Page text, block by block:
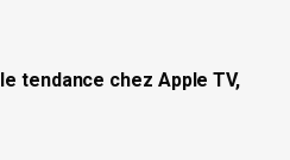
tendance chez Apple TV,